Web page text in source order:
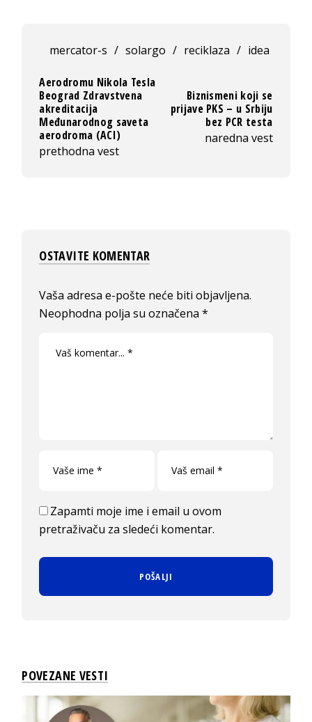
mercator-s / solargo / reciklaza / idea
Aerodromu Nikola Tesla
Beograd Zdravstvena
akreditacija
Međunarodnog saveta
aerodroma (ACI)
prethodna vest
Biznismeni koji se
prijave PKS – u Srbiju
bez PCR testa
naredna vest
OSTAVITE KOMENTAR
Vaša adresa e-pošte neće biti objavljena.
Neophodna polja su označena*
Zapamti moje ime i email u ovom
pretraživaču za sledeći komentar.
POVEZANE VESTI